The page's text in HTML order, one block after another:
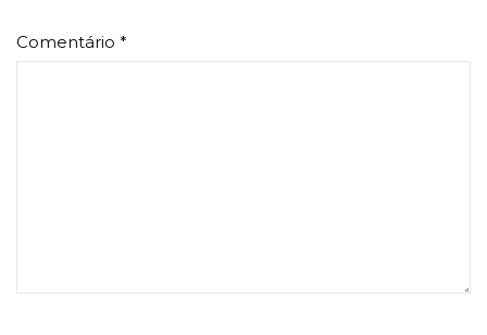
Comentário *